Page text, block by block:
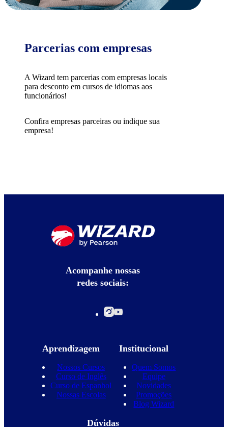
Parcerias com empresas
A Wizard tem parcerias com empresas locais
para desconto em cursos de idiomas aos
funcionários!
Confira empresas parceiras ou indique sua
empresa!
Acompanhe nossas
redes sociais:
Aprendizagem
Nossos Cursos
Curso de Inglês
Curso de Espanhol
Nossas Escolas
Institucional
Quem Somos
Equipe
Novidades
Promoções
Blog Wizard
Dúvidas